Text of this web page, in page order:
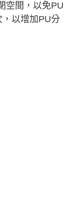
空間，以免PU
以增加PU分